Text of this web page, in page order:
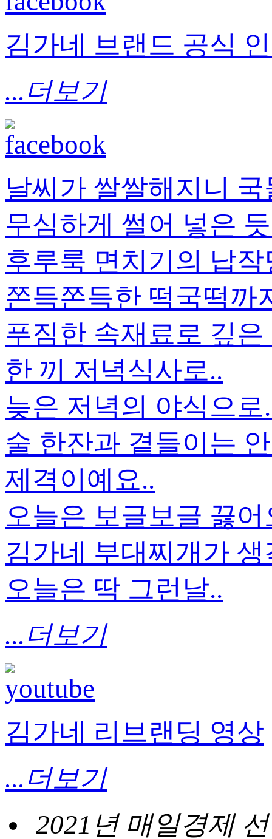
김가네 브랜드 공식
...더보기
날씨가 쌀쌀해지니
무심하게 썰어 넣은
후루룩 면치기의 납
쫀득쫀득한 떡국떡까
푸짐한 속재료로 깊
한 끼 저녁식사로..
늦은 저녁의 야식으로
술 한잔과 곁들이는
제격이예요..
오늘은 보글보글 끓
김가네 부대찌개가
오늘은 딱 그런날..
...더보기
김가네 리브랜딩 영상
...더보기
2021년 매일경제